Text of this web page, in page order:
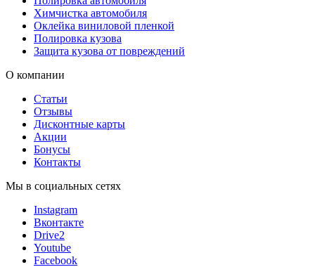
Химчистка автомобиля
Оклейка виниловой пленкой
Полировка кузова
Защита кузова от повреждений
О компании
Статьи
Отзывы
Дисконтные карты
Акции
Бонусы
Контакты
Мы в социальных сетях
Instagram
Вконтакте
Drive2
Youtube
Facebook